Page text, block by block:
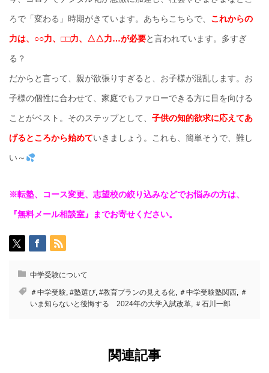
ろで「変わる」時期がきています。あちらこちらで、 これからの
力は、○○力、□□力、△△力…が必要と言われています。多すぎ
る？
だからと言って、親が欲張りすぎると、お子様が混乱します。お
子様の個性に合わせて、家庭でもファローできる方に目を向ける
ことがベスト。そのステップとして、 子供の知的欲求に応えてあ
げるところから始めていきましょう。これも、簡単そうで、難し
い～
※転塾、コース変更、志望校の絞り込みなどでお悩みの方は、
『無料メール相談室』までお寄せください。
中学受験について
＃中学受験, #塾選び, #教育プランの見える化, ＃中学受験塾関西, ＃
いま知らないと後悔する 2024年の大学入試改革, ＃石川一郎
関連記事